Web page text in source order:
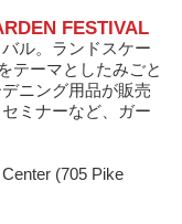
FESTIVAL
ル。ランドスケー
テーマとしたみごと
ニング用品が販売
ミナーなど、ガー
(705 Pike